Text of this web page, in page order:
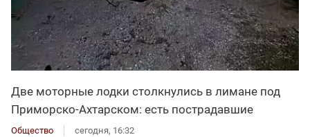
Две моторные лодки столкнулись в лимане под
Приморско-Ахтарском: есть пострадавшие
Общество сегодня, 16:32